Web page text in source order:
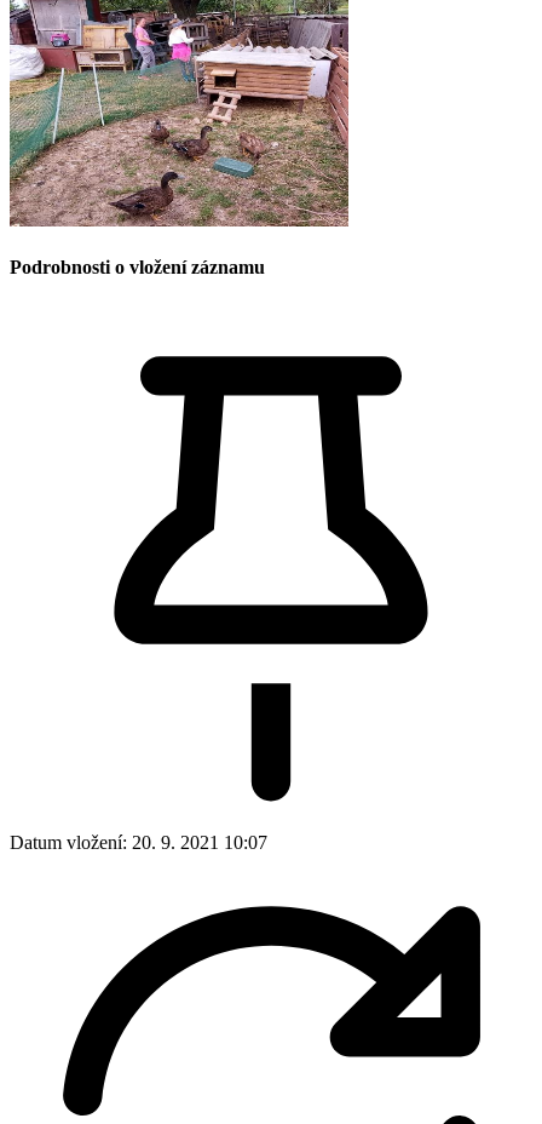
Podrobnosti o vložení záznamu
Datum vložení: 20. 9. 2021 10:07